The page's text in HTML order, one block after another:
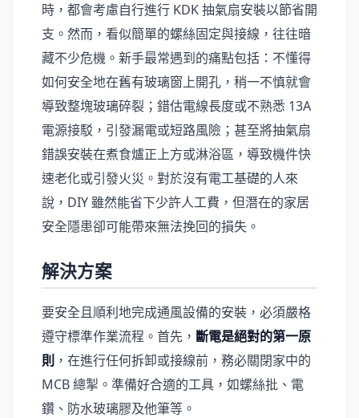
時，都會考慮自行進行 KDK 抽氣扇安裝以節省開
支。然而，看似簡單的螺絲固定與接線，往往暗
藏不少危機。新手最常遇到的痛點包括：不懂得
如何安全地在舊有玻璃窗上開孔，稍一不慎就會
導致整塊玻璃碎裂；錯估電線長度或不熟悉 13A
電源接駁，引發漏電或短路風險；甚至將抽氣扇
錯誤安裝在煮食爐正上方或淋浴區，導致機件快
速老化或引發火災。對於沒有電工基礎的人來
說，DIY 雖然能省下少許人工費，但潛在的家居
安全隱患卻可能帶來無法挽回的損失。
解決方案
要安全且順利地完成通風設備的安裝，必須嚴格
遵守標準作業流程。首先， 斷電是絕對的第一原
則 ，在進行任何拆卸或接線前，務必關閉家中的
MCB 總掣。準備好合適的工具，如螺絲批、電
鑽、防水玻璃膠及他筆等。